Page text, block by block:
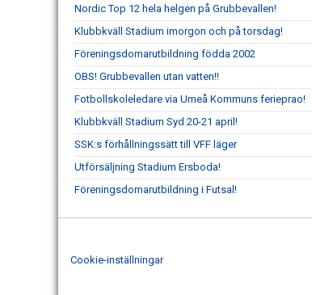
Nordic Top 12 hela helgen på Grubbevallen!
Klubbkväll Stadium imorgon och på torsdag!
Föreningsdomarutbildning födda 2002
OBS! Grubbevallen utan vatten!!
Fotbollskoleledare via Umeå Kommuns ferieprao!
Klubbkväll Stadium Syd 20-21 april!
SSK:s förhållningssätt till VFF läger
Utförsäljning Stadium Ersboda!
Föreningsdomarutbildning i Futsal!
Cookie-inställningar